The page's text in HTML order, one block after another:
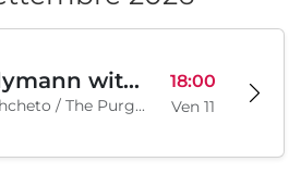
Moodymann with special guests
Chistilishcheto / The Purgatory, Sofia, BG
18:00
Ven 11